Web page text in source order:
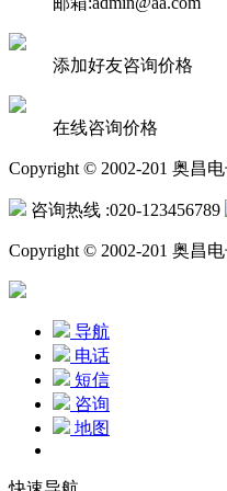
添加好友咨询价格
在线咨询价格
Copyright © 2002-201 奥
咨询热线 :020-123456789
Copyright © 2002-201 奥昌
导航
电话
短信
咨询
地图